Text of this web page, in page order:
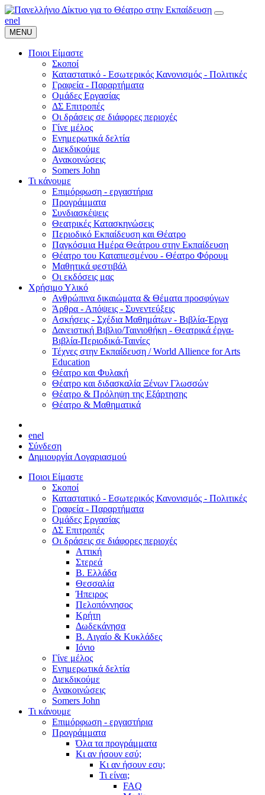
enel
MENU
Ποιοι Είμαστε
Σκοποί
Καταστατικό - Εσωτερικός Κανονισμός - Πολιτικές
Γραφεία - Παραρτήματα
Ομάδες Εργασίας
ΔΣ Επιτροπές
Οι δράσεις σε διάφορες περιοχές
Γίνε μέλος
Ενημερωτικά δελτία
Διεκδικούμε
Ανακοινώσεις
Somers John
Τι κάνουμε
Επιμόρφωση - εργαστήρια
Προγράμματα
Συνδιασκέψεις
Θεατρικές Κατασκηνώσεις
Περιοδικό Εκπαίδευση και Θέατρο
Παγκόσμια Ημέρα Θεάτρου στην Εκπαίδευση
Θέατρο του Καταπιεσμένου - Θέατρο Φόρουμ
Μαθητικά φεστιβάλ
Οι εκδόσεις μας
Χρήσιμο Υλικό
Ανθρώπινα δικαιώματα & Θέματα προσφύγων
Άρθρα - Απόψεις - Συνεντεύξεις
Ασκήσεις - Σχέδια Μαθημάτων - Βιβλία-Έργα
Δανειστική Βιβλιο/Ταινιοθήκη - Θεατρικά έργα-
Βιβλία-Περιοδικά-Ταινίες
Τέχνες στην Εκπαίδευση / World Allience for Arts
Education
Θέατρο και Φυλακή
Θέατρο και διδασκαλία Ξένων Γλωσσών
Θέατρο & Πρόληψη της Εξάρτησης
Θέατρο & Μαθηματικά
enel
Σύνδεση
Δημιουργία Λογαριασμού
Ποιοι Είμαστε
Σκοποί
Καταστατικό - Εσωτερικός Κανονισμός - Πολιτικές
Γραφεία - Παραρτήματα
Ομάδες Εργασίας
ΔΣ Επιτροπές
Οι δράσεις σε διάφορες περιοχές
Αττική
Στερεά
Β. Ελλάδα
Θεσσαλία
Ήπειρος
Πελοπόννησος
Κρήτη
Δωδεκάνησα
Β. Αιγαίο & Κυκλάδες
Ιόνιο
Γίνε μέλος
Ενημερωτικά δελτία
Διεκδικούμε
Ανακοινώσεις
Somers John
Τι κάνουμε
Επιμόρφωση - εργαστήρια
Προγράμματα
Όλα τα προγράμματα
Κι αν ήσουν εσύ;
Κι αν ήσουν εσυ;
Τι είναι;
FAQ